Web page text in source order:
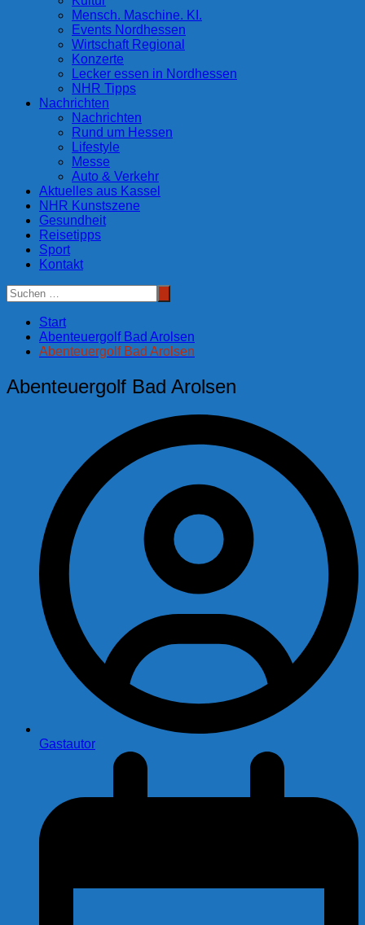
Mensch. Maschine. KI.
Events Nordhessen
Wirtschaft Regional
Konzerte
Lecker essen in Nordhessen
NHR Tipps
Nachrichten
Nachrichten
Rund um Hessen
Lifestyle
Messe
Auto & Verkehr
Aktuelles aus Kassel
NHR Kunstszene
Gesundheit
Reisetipps
Sport
Kontakt
Start
Abenteuergolf Bad Arolsen
Abenteuergolf Bad Arolsen
Abenteuergolf Bad Arolsen
Gastautor